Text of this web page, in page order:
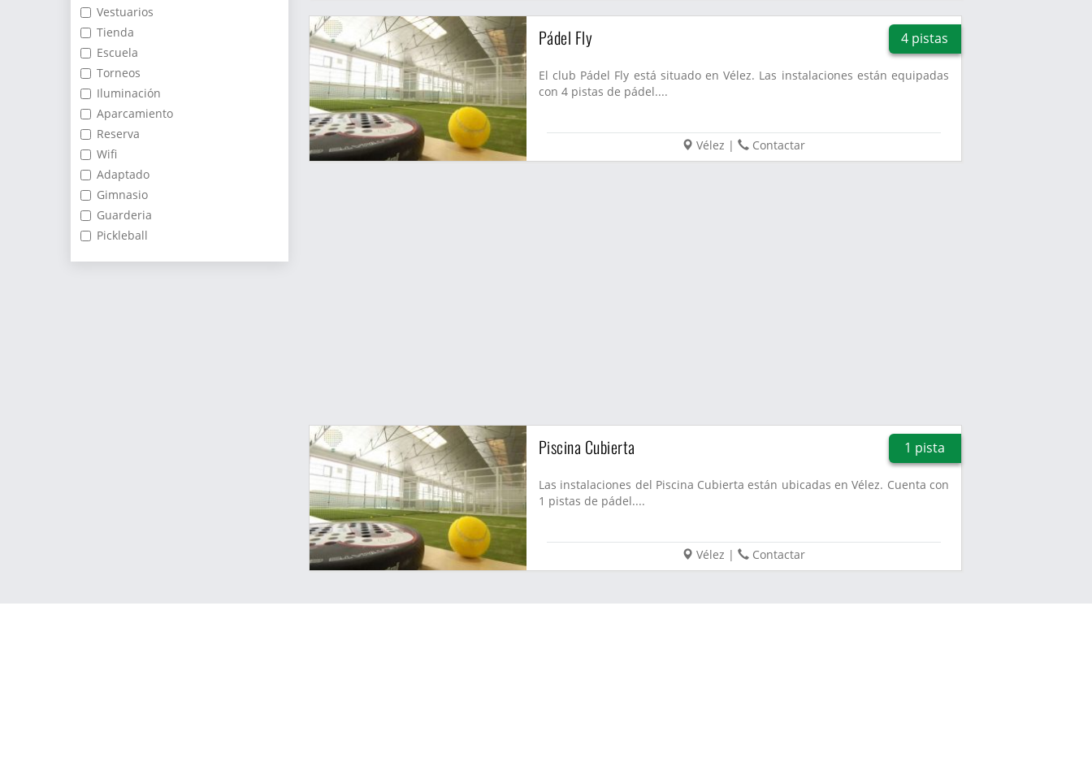
Vestuarios
Tienda
Escuela
Torneos
Iluminación
Aparcamiento
Reserva
Wifi
Adaptado
Gimnasio
Guarderia
Pickleball
Pádel Fly 4 pistas
El club Pádel Fly está situado en Vélez. Las instalaciones están equipadas
con 4 pistas de pádel....
Vélez | Contactar
Piscina Cubierta 1 pista
Las instalaciones del Piscina Cubierta están ubicadas en Vélez. Cuenta con
1 pistas de pádel....
Vélez | Contactar